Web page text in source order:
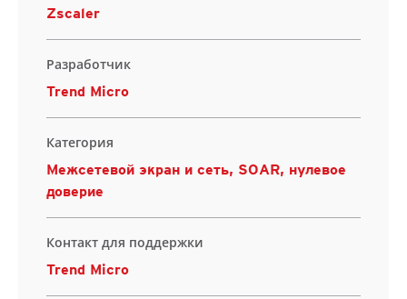
Zscaler
Разработчик
Trend Micro
Категория
Межсетевой экран и сеть, SOAR, нулевое
доверие
Контакт для поддержки
Trend Micro